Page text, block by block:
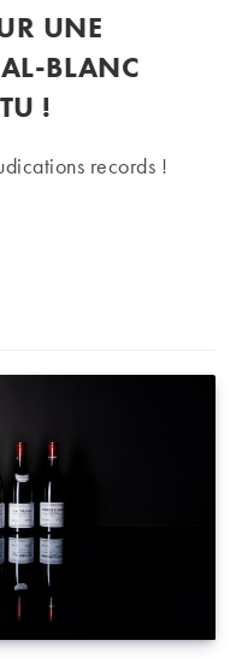
UNE
BLANC
!
records !
une impériale de Cheval-